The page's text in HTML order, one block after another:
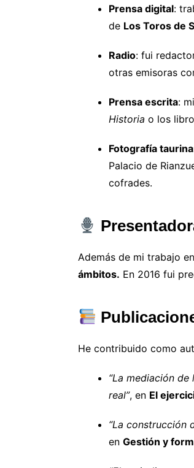
Prensa digital:
de Los Toros de
Radio: fui
otras emisoras
Prensa escrita:
Historia o los
Fotografía taurina
Palacio de
cofrades.
Además de mi trabajo
ámbitos. En 2016 fui
He contribuido como
“La mediación
real”, en El
“La construcción
en Gestión y